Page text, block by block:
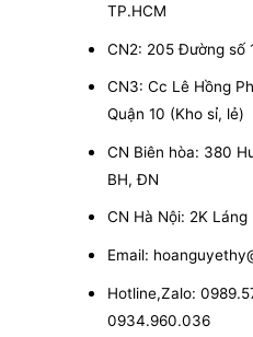
TP.HCM
CN2: 205 Đường số
CN3: Cc Lê Hồng
Quận 10 (Kho sỉ, lẻ)
CN Biên hòa: 380
BH, ĐN
CN Hà Nội: 2K
Email:
Hotline,Zalo:
0934.960.036